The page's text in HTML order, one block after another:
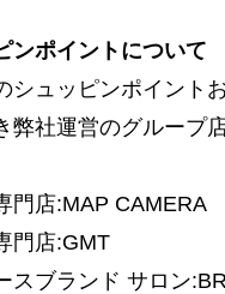
ンポイントについて
シュッピンポイント
弊社運営のグループ
門店:MAP CAMERA
門店:GMT
スブランド サロン